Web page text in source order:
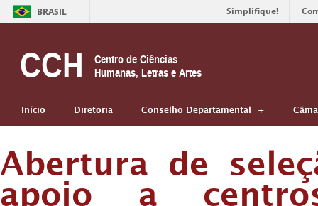
BRASIL Simplifique!
CCH
Centro de Ciências
Humanas, Letras e Artes
Início Diretoria Conselho Departamental
Abertura de